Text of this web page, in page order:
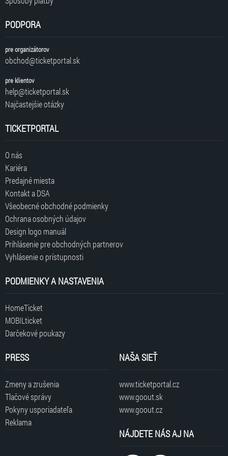
Johann Rosenmüller svojou tvorbou originálne dopĺňa naše
Zmena programu a účinkujúcich vyhradená !
PODPORA
pre organizátorov
obchod@ticketportal.sk
pre klientov
help@ticketportal.sk
Najčastejšie otázky
TICKETPORTAL
O nás
Kariéra
Predajné miesta
Kontakt a DSA
Všeobecné obchodné podmienky
Ochrana osobných údajov
Design logo manuál
Prihlásenie pre obchodných partnerov
Vyhlásenie o prístupnosti
PODMIENKY A NASTAVENIA
HomeTicket
MOBILticket
Darčekové poukazy
PRESS
Zmeny a zrušenia
Tlačové správy
Pokyny usporiadateľa
Reklama
NAŠA SIEŤ
www.ticketportal.cz
www.goout.sk
www.goout.cz
NÁJDETE NÁS AJ NA